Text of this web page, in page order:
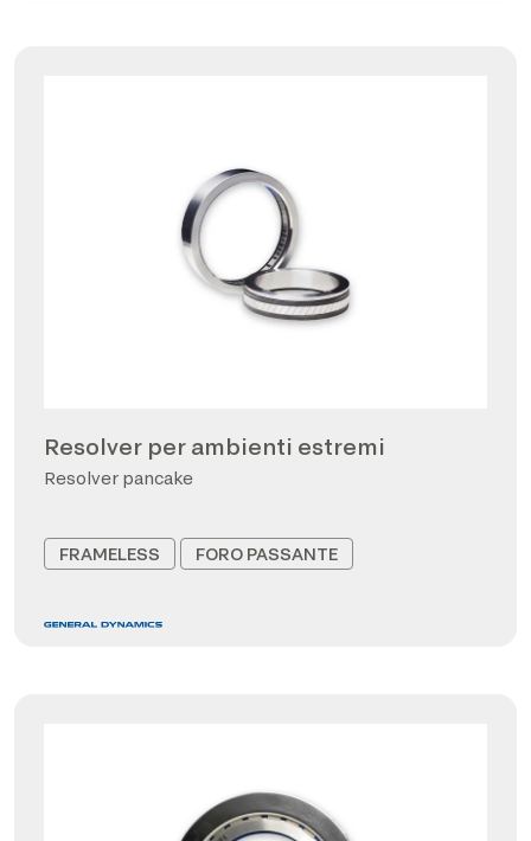
Resolver per ambienti estremi
Resolver pancake
FRAMELESS FORO PASSANTE